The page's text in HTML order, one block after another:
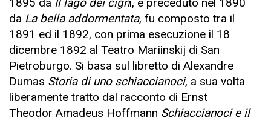
da La bella addormentata, fu composto tra il
1891 ed il 1892, con prima esecuzione il 18
dicembre 1892 al Teatro Mariinskij di San
Pietroburgo. Si basa sul libretto di Alexandre
Dumas Storia di uno schiaccianoci, a sua volta
liberamente tratto dal racconto di Ernst
Theodor Amadeus Hoffmann Schiaccianoci e il